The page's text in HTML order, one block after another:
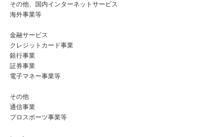
その他、国内インターネットサービス
海外事業等
金融サービス
クレジットカード事業
銀行事業
証券事業
電子マネー事業等
その他
通信事業
プロスポーツ事業等